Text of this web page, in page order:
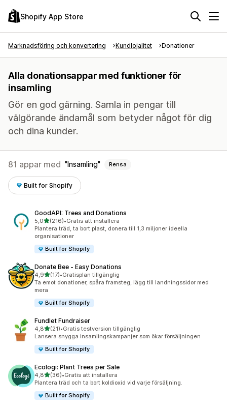
Shopify App Store
Marknadsföring och konvertering Kundlojalitet Donationer
Alla donationsappar med funktioner för
insamling
Gör en god gärning. Samla in pengar till
välgörande ändamål som betyder något för dig
och dina kunder.
81 appar med Insamling Rensa
Built for Shopify
GoodAPI: Trees and Donations
5,0av 5 stjärnor
(216)
216 recensioner totalt
•Gratis att installera
Plantera träd, ta bort plast, donera till 1,3 miljoner ideella
organisationer
Built for Shopify
Donate Bee ‑ Easy Donations
4,9av 5 stjärnor
(17)
17 recensioner totalt
•Gratisplan tillgänglig
Ta emot donationer, spåra framsteg, lägg till landningssidor med
mera
Built for Shopify
Fundlet Fundraiser
4,8av 5 stjärnor
(21)
21 recensioner totalt
•Gratis testversion tillgänglig
Lansera snygga insamlingskampanjer som ökar försäljningen
Built for Shopify
Ecologi: Plant Trees per Sale
4,8av 5 stjärnor
(36)
36 recensioner totalt
•Gratis att installera
Plantera träd och ta bort koldioxid vid varje försäljning.
Built for Shopify